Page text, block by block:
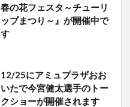
春の花フェスタ～チューリ
ップまつり～』が開催中で
す
12/25にアミュプラザおお
いたで今宮健太選手のトー
クショーが開催されます